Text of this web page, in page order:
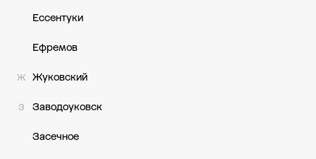
Ессентуки
Ефремов
Ж Жуковский
З Заводоуковск
Засечное